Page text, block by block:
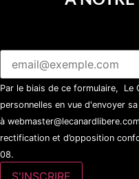
Par le biais de ce formulaire, Le
personnelles en vue d'envoyer
à
rectification et d’opposition
08.